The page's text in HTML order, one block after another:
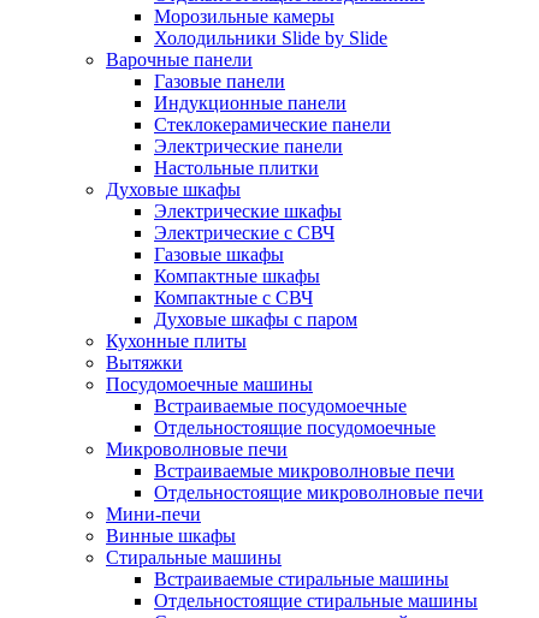
Морозильные камеры
Холодильники Slide by Slide
Варочные панели
Газовые панели
Индукционные панели
Стеклокерамические панели
Электрические панели
Настольные плитки
Духовые шкафы
Электрические шкафы
Электрические с СВЧ
Газовые шкафы
Компактные шкафы
Компактные с СВЧ
Духовые шкафы с паром
Кухонные плиты
Вытяжки
Посудомоечные машины
Встраиваемые посудомоечные
Отдельностоящие посудомоечные
Микроволновые печи
Встраиваемые микроволновые печи
Отдельностоящие микроволновые печи
Мини-печи
Винные шкафы
Стиральные машины
Встраиваемые стиральные машины
Отдельностоящие стиральные машины